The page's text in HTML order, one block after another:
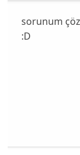
sorunum
:D